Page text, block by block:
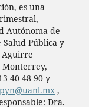
es una
Autónoma de
Pública y
Aguirre
Monterrey,
40 48 90 y
,
Dra.